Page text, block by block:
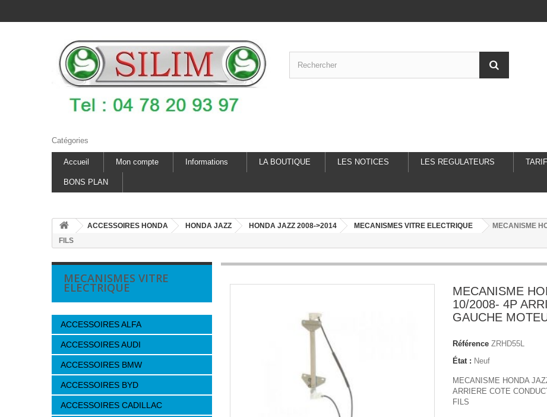
Catégories
Accueil Mon compte Informations LA BOUTIQUE LES NOTICES LES REGULATEURS
BONS PLAN
ACCESSOIRES HONDA HONDA JAZZ HONDA JAZZ 2008->2014 MECANISMES VITRE ELECTRIQUE
MECANISME
FILS
MECANISMES VITRE
ELECTRIQUE
ACCESSOIRES ALFA
ACCESSOIRES AUDI
ACCESSOIRES BMW
ACCESSOIRES BYD
ACCESSOIRES CADILLAC
MECANISME
10/2008- 4P
GAUCHE
Référence ZRHD55L
État : Neuf
MECANISME HONDA
ARRIERE COTE
FILS